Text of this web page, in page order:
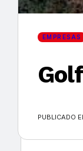
EMPRESAS
PUBLICADO